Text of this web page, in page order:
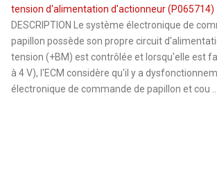
tension d'alimentation d'actionneur (P065714)
DESCRIPTION Le système électronique de
papillon possède son propre circuit
tension (+BM) est contrôlée et lorsqu'elle est
à 4 V), l'ECM considère qu'il y a
électronique de commande de papillon et cou ...